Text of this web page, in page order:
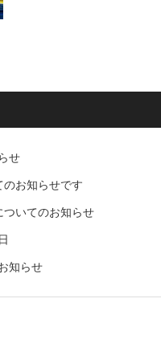
せ
お知らせです
ついてのお知らせ
知らせ